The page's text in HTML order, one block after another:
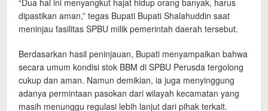
“Dua hal ini menyangkut hajat hidup orang banyak, harus
dipastikan aman,” tegas Bupati Bupati Shalahuddin saat
meninjau fasilitas SPBU milik pemerintah daerah tersebut.
Berdasarkan hasil peninjauan, Bupati menyampaikan bahwa
secara umum kondisi stok BBM di SPBU Perusda tergolong
cukup dan aman. Namun demikian, ia juga menyinggung
adanya permintaan pasokan dari wilayah kecamatan yang
masih menunggu regulasi lebih lanjut dari pihak terkait.